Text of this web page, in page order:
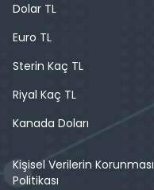
Dolar TL
Euro TL
Sterin Kaç TL
Riyal Kaç TL
Kanada Doları
Kişisel Verilerin Korunması
Politikası